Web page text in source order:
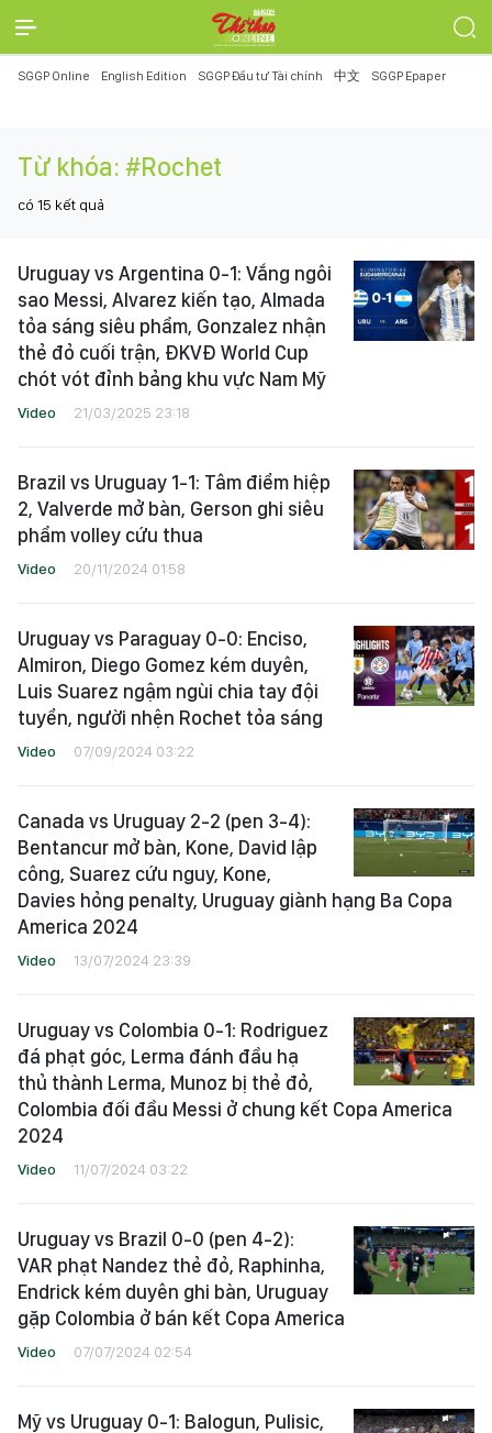
SGGP Online English Edition SGGP Đầu tư Tài chính 中文 SGGP Epaper
Từ khóa: #Rochet
có 15 kết quả
Uruguay vs Argentina 0-1: Vắng ngôi
sao Messi, Alvarez kiến tạo, Almada
tỏa sáng siêu phẩm, Gonzalez nhận
thẻ đỏ cuối trận, ĐKVĐ World Cup
chót vót đỉnh bảng khu vực Nam Mỹ
Video 21/03/2025 23:18
Brazil vs Uruguay 1-1: Tâm điểm hiệp
2, Valverde mở bàn, Gerson ghi siêu
phẩm volley cứu thua
Video 20/11/2024 01:58
Uruguay vs Paraguay 0-0: Enciso,
Almiron, Diego Gomez kém duyên,
Luis Suarez ngậm ngùi chia tay đội
tuyển, người nhện Rochet tỏa sáng
Video 07/09/2024 03:22
Canada vs Uruguay 2-2 (pen 3-4):
Bentancur mở bàn, Kone, David lập
công, Suarez cứu nguy, Kone,
Davies hỏng penalty, Uruguay giành hạng Ba Copa
America 2024
Video 13/07/2024 23:39
Uruguay vs Colombia 0-1: Rodriguez
đá phạt góc, Lerma đánh đầu hạ
thủ thành Lerma, Munoz bị thẻ đỏ,
Colombia đối đầu Messi ở chung kết Copa America
2024
Video 11/07/2024 03:22
Uruguay vs Brazil 0-0 (pen 4-2):
VAR phạt Nandez thẻ đỏ, Raphinha,
Endrick kém duyên ghi bàn, Uruguay
gặp Colombia ở bán kết Copa America
Video 07/07/2024 02:54
Mỹ vs Uruguay 0-1: Balogun, Pulisic,